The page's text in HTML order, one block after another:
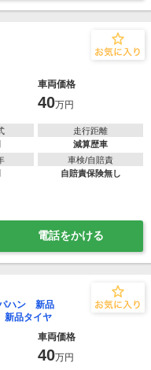
車両価格
40万円
走行距離
減算歴車
車検/自賠責
自賠責保険無し
電話をかける
ハン 新品
品タイヤ
車両価格
40万円